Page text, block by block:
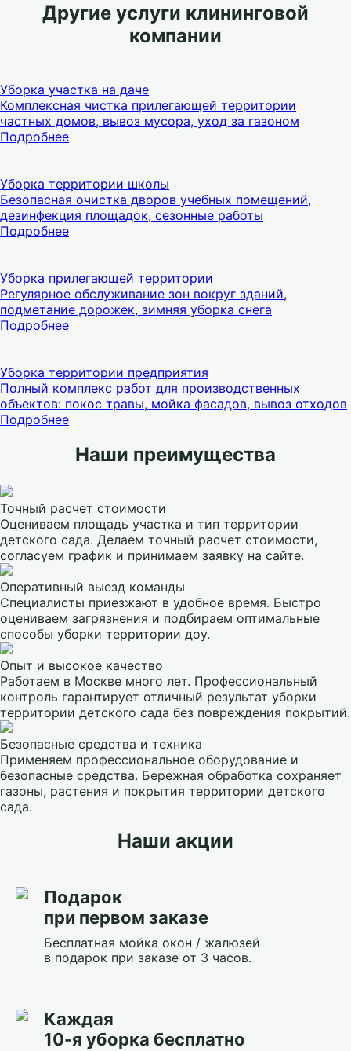
Другие услуги клининговой
компании
Уборка участка на даче
Комплексная чистка прилегающей территории
частных домов, вывоз мусора, уход за газоном
Подробнее
Уборка территории школы
Безопасная очистка дворов учебных помещений,
дезинфекция площадок, сезонные работы
Подробнее
Уборка прилегающей территории
Регулярное обслуживание зон вокруг зданий,
подметание дорожек, зимняя уборка снега
Подробнее
Уборка территории предприятия
Полный комплекс работ для производственных
объектов: покос травы, мойка фасадов, вывоз отходов
Подробнее
Наши преимущества
Точный расчет стоимости
Оцениваем площадь участка и тип территории
детского сада. Делаем точный расчет стоимости,
согласуем график и принимаем заявку на сайте.
Оперативный выезд команды
Специалисты приезжают в удобное время. Быстро
оцениваем загрязнения и подбираем оптимальные
способы уборки территории доу.
Опыт и высокое качество
Работаем в Москве много лет. Профессиональный
контроль гарантирует отличный результат уборки
территории детского сада без повреждения покрытий.
Безопасные средства и техника
Применяем профессиональное оборудование и
безопасные средства. Бережная обработка сохраняет
газоны, растения и покрытия территории детского
сада.
Наши акции
Подарок
при первом заказе
Бесплатная мойка окон / жалюзей
в подарок при заказе от 3 часов.
Каждая
10-я уборка бесплатно